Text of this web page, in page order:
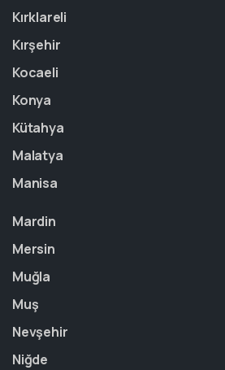
Kırklareli
Kırşehir
Kocaeli
Konya
Kütahya
Malatya
Manisa
Mardin
Mersin
Muğla
Muş
Nevşehir
Niğde